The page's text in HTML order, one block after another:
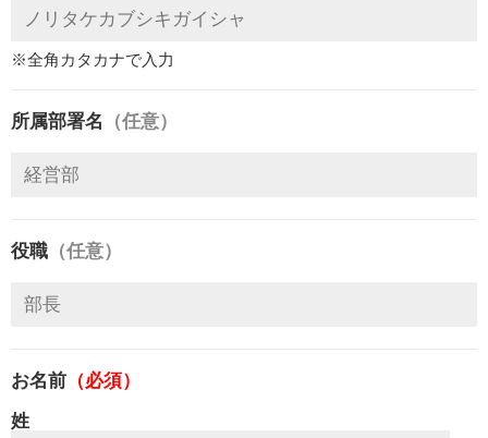
※全角カタカナで入力
所属部署名 （任意）
役職 （任意）
お名前 （必須）
姓